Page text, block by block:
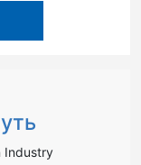
Industry